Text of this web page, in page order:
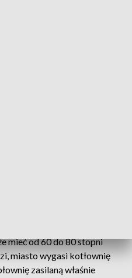
mieć od 60 do 80 stopni
miasto wygasi kotłownię
zasilaną właśnie